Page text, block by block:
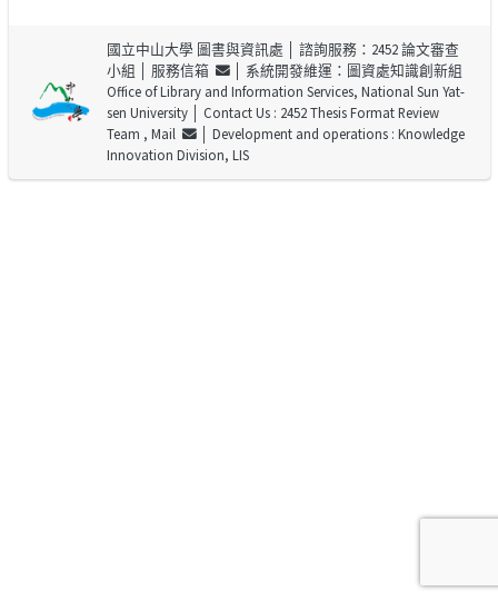
國立中山大學 圖書與資訊處 │ 諮詢服務：2452 論文審查
小組 │ 服務信箱
│ 系統開發維運：圖資處知識創新組
Office of Library and Information Services, National Sun Yat-
sen University│ Contact Us : 2452 Thesis Format Review
Team , Mail
│ Development and operations : Knowledge
Innovation Division, LIS